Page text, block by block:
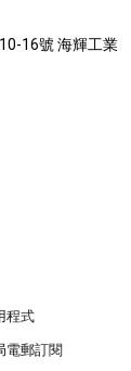
16號 海輝工業
程式
電郵訂閱